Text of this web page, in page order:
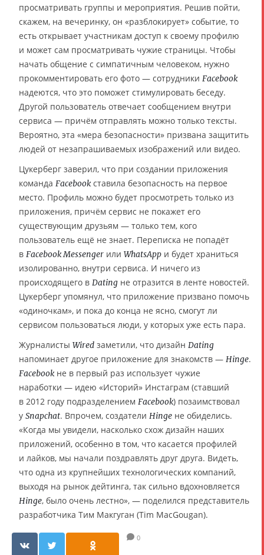
просматривать группы и мероприятия. Решив пойти,
скажем, на вечеринку, он «разблокирует» событие, то
есть открывает участникам доступ к своему профилю
и может сам просматривать чужие страницы. Чтобы
начать общение с симпатичным человеком, нужно
прокомментировать его фото — сотрудники Facebook
надеются, что это поможет стимулировать беседу.
Другой пользователь отвечает сообщением внутри
сервиса — причём отправлять можно только тексты.
Вероятно, эта «мера безопасности» призвана защитить
людей от незапрашиваемых изображений или видео.
Цукерберг заверил, что при создании приложения
команда Facebookставила безопасность на первое
место. Профиль можно будет просмотреть только из
приложения, причём сервис не покажет его
существующим друзьям — только тем, кого
пользователь ещё не знает. Переписка не попадёт
в Facebook Messenger или WhatsApp и будет храниться
изолированно, внутри сервиса. И ничего из
происходящего в Dating не отразится в ленте новостей.
Цукерберг упомянул, что приложение призвано помочь
«одиночкам», и пока до конца не ясно, смогут ли
сервисом пользоваться люди, у которых уже есть пара.
Журналисты Wired заметили, что дизайн Dating
напоминает другое приложение для знакомств — Hinge.
Facebookне в первый раз использует чужие
наработки — идею «Историй» Инстаграм (ставший
в 2012 году подразделением Facebook) позаимствовал
у Snapchat. Впрочем, создатели Hinge не обиделись.
«Когда мы увидели, насколько схож дизайн наших
приложений, особенно в том, что касается профилей
и лайков, мы начали поздравлять друг друга. Видеть,
что одна из крупнейших технологических компаний,
выходя на рынок дейтинга, так сильно вдохновляется
Hinge, было очень лестно», — поделился представитель
разработчика Тим Макгуган (Tim MacGougan).
0